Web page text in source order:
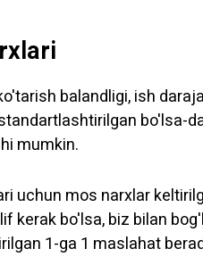
balandligi, ish
bo'lsa-
mumkin.
uchun mos narxlar
kerak bo'lsa, biz bilan
1-ga 1 maslahat